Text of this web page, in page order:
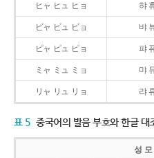
ヒャ ヒュ ヒョ 햐
ビャ ビュ ビョ 뱌
ピャ ピュ ピョ 퍄
ミャ ミュ ミョ 먀
リャ リュ リョ 랴
표 5 중국어의 발음 부호와 한글 대
성 모